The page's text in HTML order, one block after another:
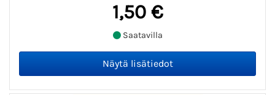
1,50 €
Saatavilla